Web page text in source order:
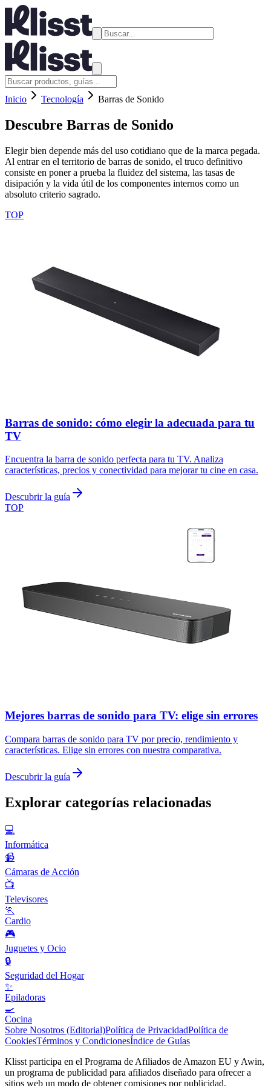
Inicio Tecnología Barras de Sonido
Descubre Barras de Sonido
Elegir bien depende más del uso cotidiano que de la marca pegada.
Al entrar en el territorio de barras de sonido, el truco definitivo
consiste en poner a prueba la fluidez del sistema, las tasas de
disipación y la vida útil de los componentes internos como un
absoluto criterio sagrado.
TOP
Barras de sonido: cómo elegir la adecuada para tu
TV
Encuentra la barra de sonido perfecta para tu TV. Analiza
características, precios y conectividad para mejorar tu cine en casa.
Descubrir la guía
TOP
Mejores barras de sonido para TV: elige sin errores
Compara barras de sonido para TV por precio, rendimiento y
características. Elige sin errores con nuestra comparativa.
Descubrir la guía
Explorar categorías relacionadas
💻
Informática
📹
Cámaras de Acción
📺
Televisores
🏃
Cardio
🎮
Juguetes y Ocio
🔒
Seguridad del Hogar
✨
Epiladoras
🍳
Cocina
Sobre Nosotros (Editorial)Política de PrivacidadPolítica de
CookiesTérminos y CondicionesÍndice de Guías
Klisst participa en el Programa de Afiliados de Amazon EU y Awin,
un programa de publicidad para afiliados diseñado para ofrecer a
sitios web un modo de obtener comisiones por publicidad,